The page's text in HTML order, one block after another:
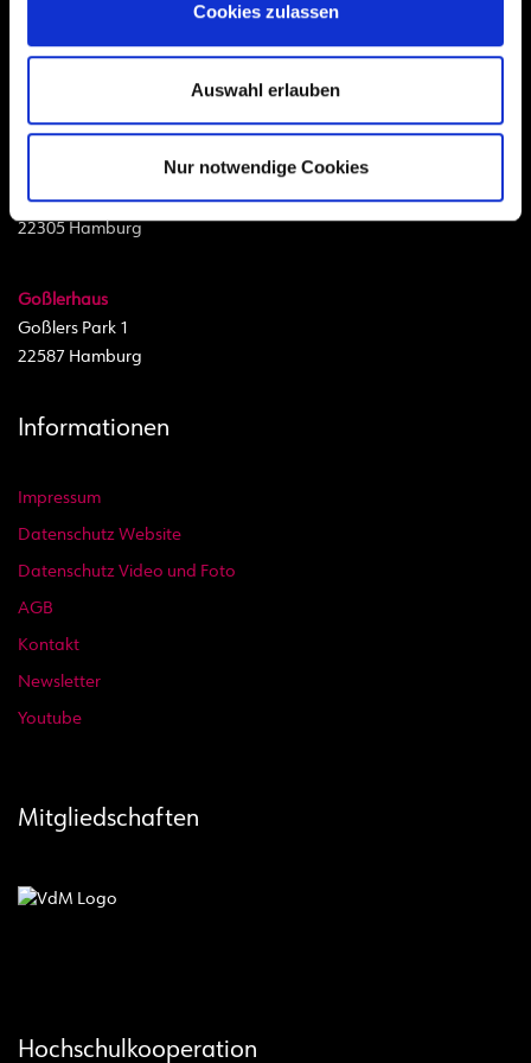
Cookies zulassen
Auswahl erlauben
Nur notwendige Cookies
Unsere Kita in Ottensen bei Google Maps
Bramfelder Straße 9
22305 Hamburg
Goßlerhaus
Goßlers Park 1
22587 Hamburg
Informationen
Impressum
Datenschutz Website
Datenschutz Video und Foto
AGB
Kontakt
Newsletter
Youtube
Mitgliedschaften
Hochschulkooperation